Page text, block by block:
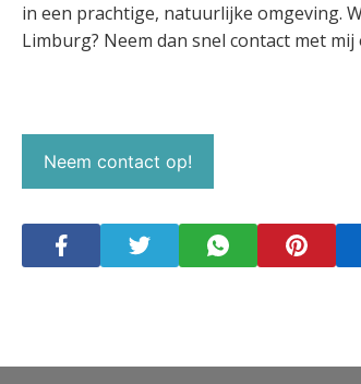
in een prachtige, natuurlijke omgeving.
Limburg? Neem dan snel contact met
Neem contact op!